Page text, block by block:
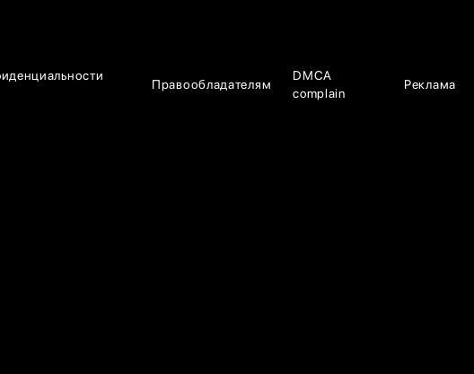
Правообладателям
DMCA
complain
Реклама